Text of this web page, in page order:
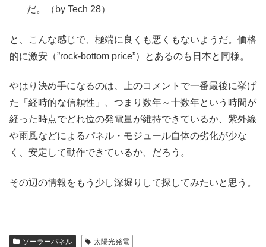
だ。（by Tech 28）
と、こんな感じで、極端に良くも悪くもないようだ。価格
的に激安（”rock-bottom price”）とあるのも日本と同様。
やはり決め手になるのは、上のコメントで一番最後に挙げ
た「経時的な信頼性」、つまり数年～十数年という時間が
経った時点でどれ位の発電量が維持できているか、紫外線
や雨風などによるパネル・モジュール自体の劣化が少な
く、安定して動作できているか、だろう。
その辺の情報をもう少し深堀りして探してみたいと思う。
ソーラーパネル 太陽光発電